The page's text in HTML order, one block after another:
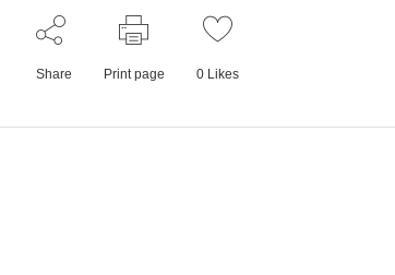
Share Print page 0Likes